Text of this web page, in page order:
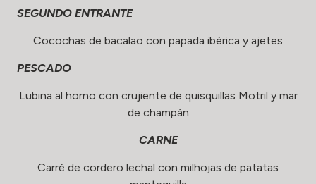
SEGUNDO ENTRANTE
Cocochas de bacalao con papada ibérica y ajetes
PESCADO
Lubina al horno con crujiente de quisquillas Motril y mar
de champán
CARNE
Carré de cordero lechal con milhojas de patatas